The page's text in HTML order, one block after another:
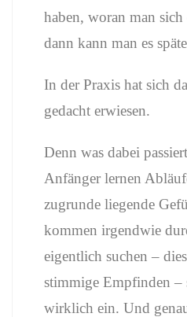
haben, woran man
dann kann man es
In der Praxis hat sich
gedacht erwiesen.
Denn was dabei
Anfänger lernen
zugrunde liegende
kommen irgendwie
eigentlich suchen –
stimmige Empfinden –
wirklich ein. Und